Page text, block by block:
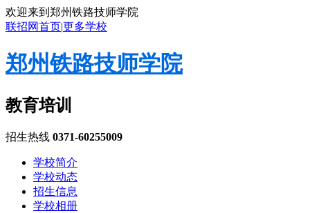
欢迎来到郑州铁路技师学院
联招网首页|更多学校
郑州铁路技师学院
教育培训
招生热线 0371-60255009
学校简介
学校动态
招生信息
学校相册